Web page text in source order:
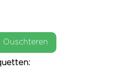
Ouschteren